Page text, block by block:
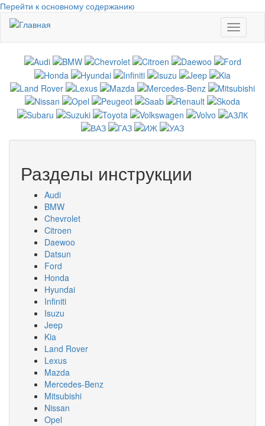
Перейти к основному содержанию
Toggle
Разделы инструкции
Audi
BMW
Chevrolet
Citroen
Daewoo
Datsun
Ford
Honda
Hyundai
Infiniti
Isuzu
Jeep
Kia
Land Rover
Lexus
Mazda
Mercedes-Benz
Mitsubishi
Nissan
Opel